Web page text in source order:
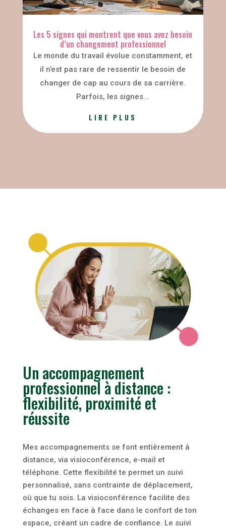
Les 5 signes qui montrent que vous avez besoin
d’un changement professionnel
Le monde du travail évolue constamment, et
il n’est pas rare de ressentir le besoin de
changer de cap au cours de sa carrière.
Parfois, les signes...
LIRE PLUS
Un accompagnement
professionnel à distance :
flexibilité, proximité et
réussite
Mes accompagnements se font entièrement à
distance, via visioconférence, e-mail et
téléphone. Cette flexibilité te permet un suivi
personnalisé, sans contrainte de déplacement,
où que tu sois. La visioconférence facilite des
échanges en face à face dans le confort de ton
espace, créant un cadre de confiance. Le suivi